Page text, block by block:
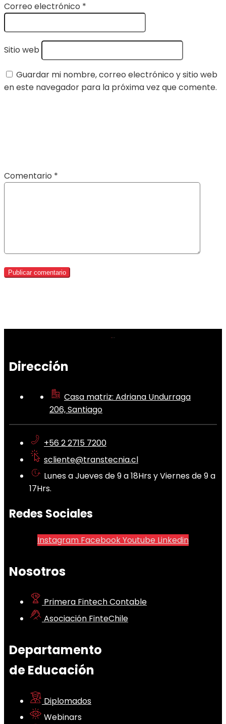
Correo electrónico *
Sitio web
Guardar mi nombre, correo electrónico y sitio web
en este navegador para la próxima vez que comente.
Comentario *
Dirección
Casa matriz: Adriana Undurraga
206, Santiago
+56 2 2715 7200
scliente@transtecnia.cl
Lunes a Jueves de 9 a 18Hrs y Viernes de 9 a
17Hrs.
Redes Sociales
Instagram FacebookYoutube Linkedin
Nosotros
Primera Fintech Contable
Asociación FinteChile
Departamento
de Educación
Diplomados
Webinars